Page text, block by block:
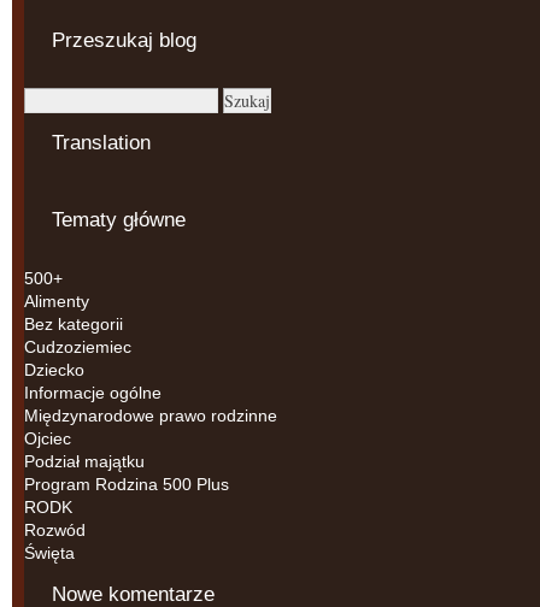
Przeszukaj blog
Translation
Tematy główne
500+
Alimenty
Bez kategorii
Cudzoziemiec
Dziecko
Informacje ogólne
Międzynarodowe prawo rodzinne
Ojciec
Podział majątku
Program Rodzina 500 Plus
RODK
Rozwód
Święta
Nowe komentarze